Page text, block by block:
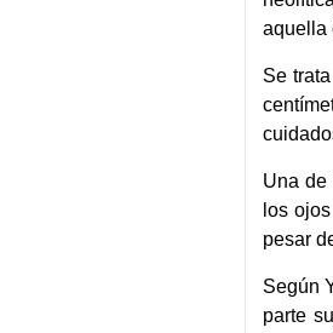
aquella
Se
Una de
los
pesar
Según
parte